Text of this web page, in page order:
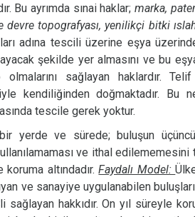
Bu ayrımda sınai haklar;marka,
devre topografyası, yenilikçi bitki
adına tescili üzerine eşya
şekilde yer almasını ve bu
sağlayan haklardır.
kendiliğinden doğmaktadır. Bu
tescile gerek yoktur.
yerde ve sürede; buluşun
ve ithal
koruma altındadır.Faydalı Model:
ve sanayiye uygulanabilen
hakkıdır. On yıl süreyle